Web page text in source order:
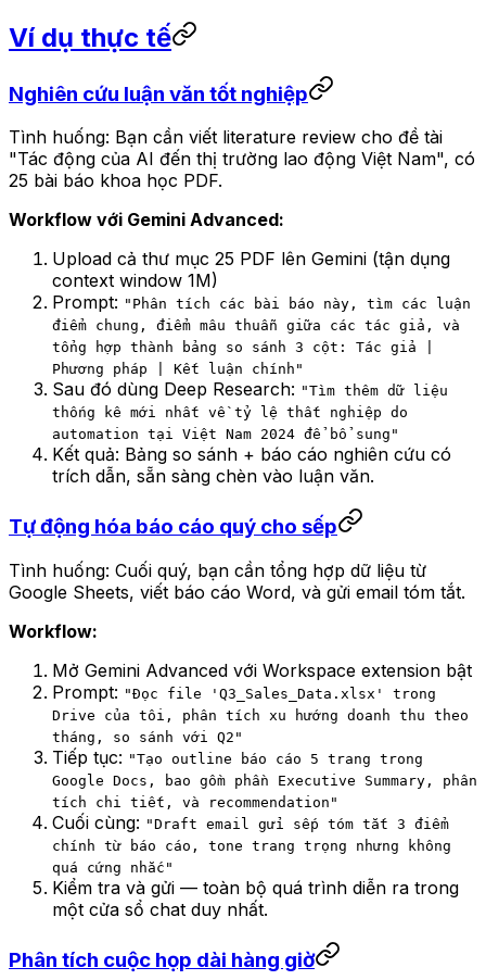
Ví dụ thực tế
Nghiên cứu luận văn tốt nghiệp
Tình huống: Bạn cần viết literature review cho đề tài
"Tác động của AI đến thị trường lao động Việt Nam", có
25 bài báo khoa học PDF.
Workflow với Gemini Advanced:
Upload cả thư mục 25 PDF lên Gemini (tận dụng
context window 1M)
Prompt: "Phân tích các bài báo này, tìm các luận
điểm chung, điểm mâu thuẫn giữa các tác giả, và
tổng hợp thành bảng so sánh 3 cột: Tác giả |
Phương pháp | Kết luận chính"
Sau đó dùng Deep Research: "Tìm thêm dữ liệu
thống kê mới nhất về tỷ lệ thất nghiệp do
automation tại Việt Nam 2024 để bổ sung"
Kết quả: Bảng so sánh + báo cáo nghiên cứu có
trích dẫn, sẵn sàng chèn vào luận văn.
Tự động hóa báo cáo quý cho sếp
Tình huống: Cuối quý, bạn cần tổng hợp dữ liệu từ
Google Sheets, viết báo cáo Word, và gửi email tóm tắt.
Workflow:
Mở Gemini Advanced với Workspace extension bật
Prompt: "Đọc file 'Q3_Sales_Data.xlsx' trong
Drive của tôi, phân tích xu hướng doanh thu theo
tháng, so sánh với Q2"
Tiếp tục: "Tạo outline báo cáo 5 trang trong
Google Docs, bao gồm phần Executive Summary, phân
tích chi tiết, và recommendation"
Cuối cùng: "Draft email gửi sếp tóm tắt 3 điểm
chính từ báo cáo, tone trang trọng nhưng không
quá cứng nhắc"
Kiểm tra và gửi — toàn bộ quá trình diễn ra trong
một cửa sổ chat duy nhất.
Phân tích cuộc họp dài hàng giờ